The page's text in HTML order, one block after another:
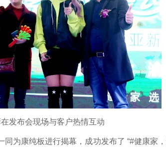
布会现场与客户热情互动
康纯板进行揭幕，成功发布了 “#健康家，